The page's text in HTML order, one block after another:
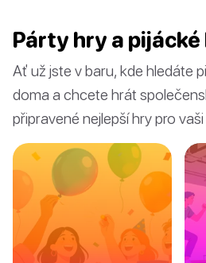
Párty hry a pijácké
Ať už jste v baru, kde hledáte
doma a chcete hrát
připravené nejlepší hry pro